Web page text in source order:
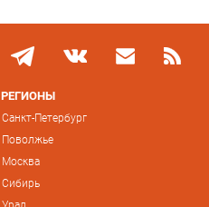
РЕГИОНЫ
Санкт-Петербург
Поволжье
Москва
Сибирь